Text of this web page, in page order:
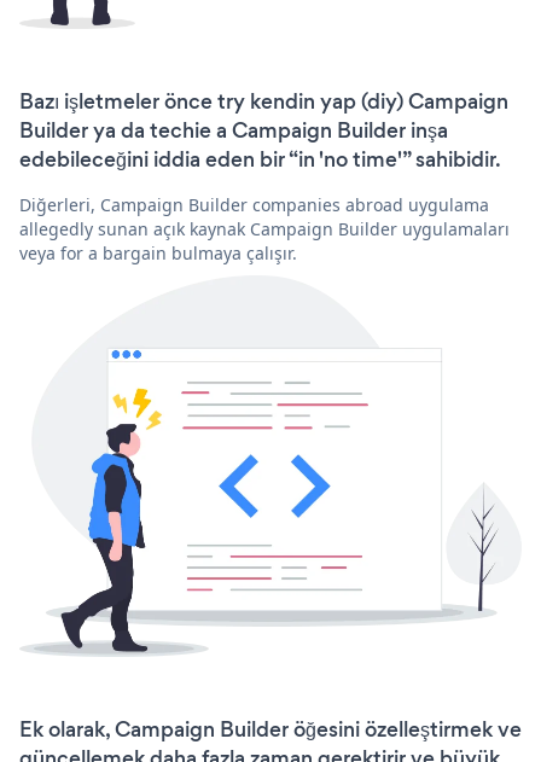
Bazı işletmeler önce try kendin yap (diy) Campaign
Builder ya da techie a Campaign Builder inşa
edebileceğini iddia eden bir “in 'no time'” sahibidir.
Diğerleri, Campaign Builder companies abroad uygulama
allegedly sunan açık kaynak Campaign Builder uygulamaları
veya for a bargain bulmaya çalışır.
Ek olarak, Campaign Builder öğesini özelleştirmek ve